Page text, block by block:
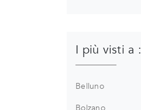
I più visti a :
Belluno